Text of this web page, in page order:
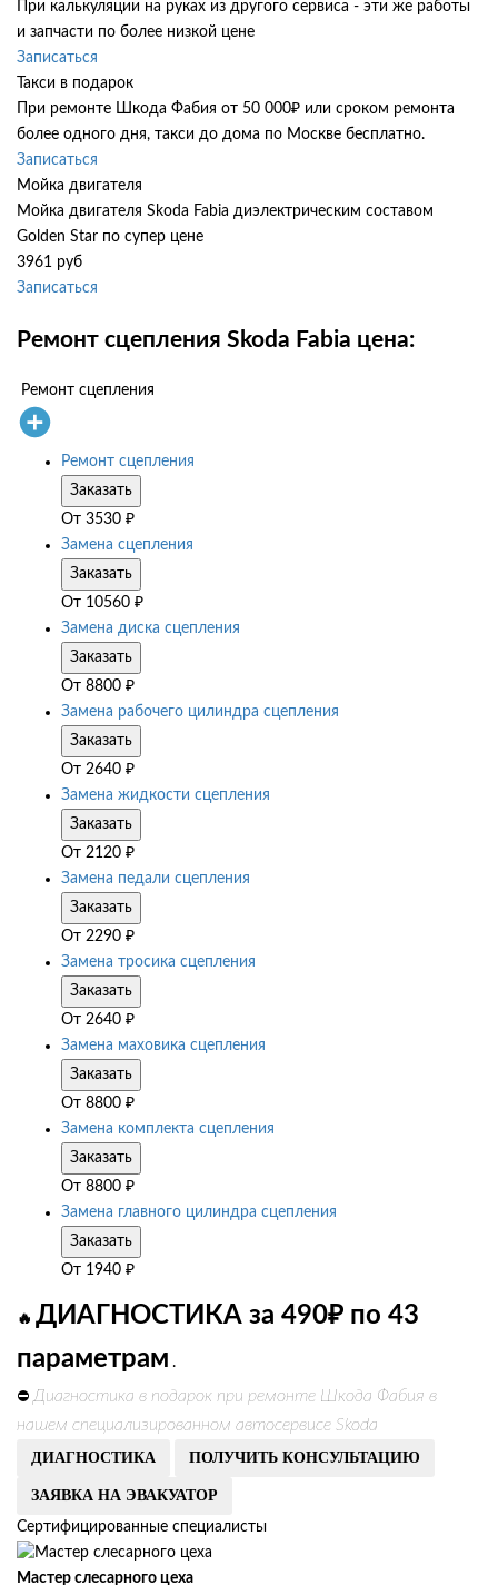
При калькуляции на руках из другого сервиса - эти же работы
и запчасти по более низкой цене
Записаться
Такси в подарок
При ремонте Шкода Фабия от 50 000₽ или сроком ремонта
более одного дня, такси до дома по Москве бесплатно.
Записаться
Мойка двигателя
Мойка двигателя Skoda Fabia диэлектрическим составом
Golden Star по супер цене
3961 руб
Записаться
Ремонт сцепления Skoda Fabia цена:
Ремонт сцепления
Ремонт сцепления
Заказать
От 3530 ₽
Замена сцепления
Заказать
От 10560 ₽
Замена диска сцепления
Заказать
От 8800 ₽
Замена рабочего цилиндра сцепления
Заказать
От 2640 ₽
Замена жидкости сцепления
Заказать
От 2120 ₽
Замена педали сцепления
Заказать
От 2290 ₽
Замена тросика сцепления
Заказать
От 2640 ₽
Замена маховика сцепления
Заказать
От 8800 ₽
Замена комплекта сцепления
Заказать
От 8800 ₽
Замена главного цилиндра сцепления
Заказать
От 1940 ₽
🔥 ДИАГНОСТИКА за 490₽ по 43
параметрам .
⛔ Диагностика в подарок при ремонте Шкода Фабия в
нашем специализированном автосервисе Skoda
ДИАГНОСТИКА ПОЛУЧИТЬ КОНСУЛЬТАЦИЮ
ЗАЯВКА НА ЭВАКУАТОР
Сертифицированные специалисты
Мастер слесарного цеха